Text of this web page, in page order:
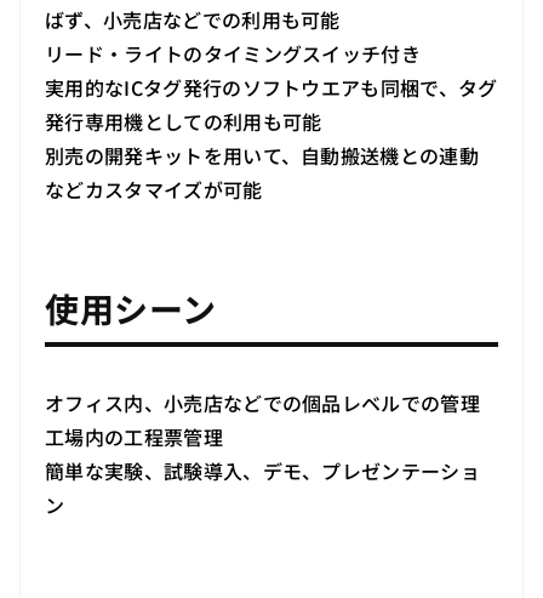
ばず、小売店などでの利用も可能
リード・ライトのタイミングスイッチ付き
実用的なICタグ発行のソフトウエアも同梱で、タグ
発行専用機としての利用も可能
別売の開発キットを用いて、自動搬送機との連動
などカスタマイズが可能
使用シーン
オフィス内、小売店などでの個品レベルでの管理
工場内の工程票管理
簡単な実験、試験導入、デモ、プレゼンテーショ
ン